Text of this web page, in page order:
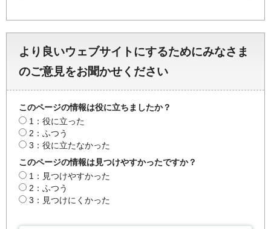
より良いウェブサイトにするためにみなさま
のご意見をお聞かせください
このページの情報は役に立ちましたか？
1：役に立った
2：ふつう
3：役に立たなかった
このページの情報は見つけやすかったですか？
1：見つけやすかった
2：ふつう
3：見つけにくかった